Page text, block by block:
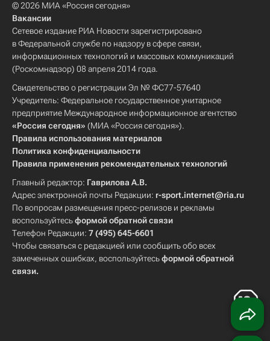
© 2026 МИА «Россия сегодня»
Вакансии
Сетевое издание РИА Новости зарегистрировано
в Федеральной службе по надзору в сфере связи,
информационных технологий и массовых коммуникаций
(Роскомнадзор) 08 апреля 2014 года.
Свидетельство о регистрации Эл № ФС77-57640
Учредитель: Федеральное государственное унитарное
предприятие Международное информационное агентство
«Россия сегодня» (МИА «Россия сегодня»).
Правила использования материалов
Политика конфиденциальности
Правила применения рекомендательных технологий
Главный редактор: Гаврилова А.В.
Адрес электронной почты Редакции: r-sport.internet@ria.ru
По вопросам размещения пресс-релизов и рекламы
воспользуйтесьформой обратной связи
Телефон Редакции: 7 (495) 645-6601
Чтобы связаться с редакцией или сообщить обо всех
замеченных ошибках, воспользуйтесьформой обратной
связи.